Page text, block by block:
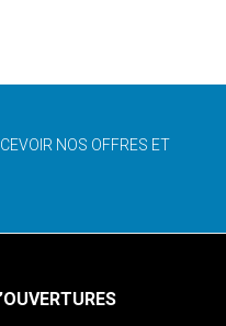
NOS OFFRES ET